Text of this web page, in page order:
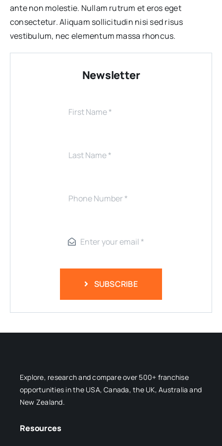
ante non molestie. Nullam rutrum et eros eget
consectetur. Aliquam sollicitudin nisi sed risus
vestibulum, nec elementum massa rhoncus.
Newsletter
SUBSCRIBE
Explore, research and compare over 500+ franchise
opportunities in the USA, Canada, the UK, Australia and
New Zealand.
Resources